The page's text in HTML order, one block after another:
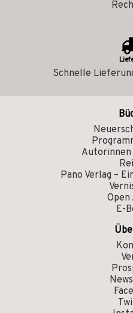
Schnelle
Pano Verlag –
Open
E-